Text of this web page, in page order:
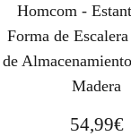
Homcom -
Forma de
de
Madera
54,99€